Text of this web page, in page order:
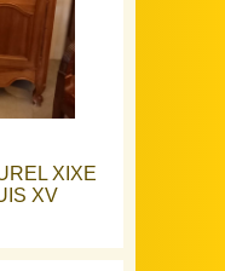
XIXE
XV